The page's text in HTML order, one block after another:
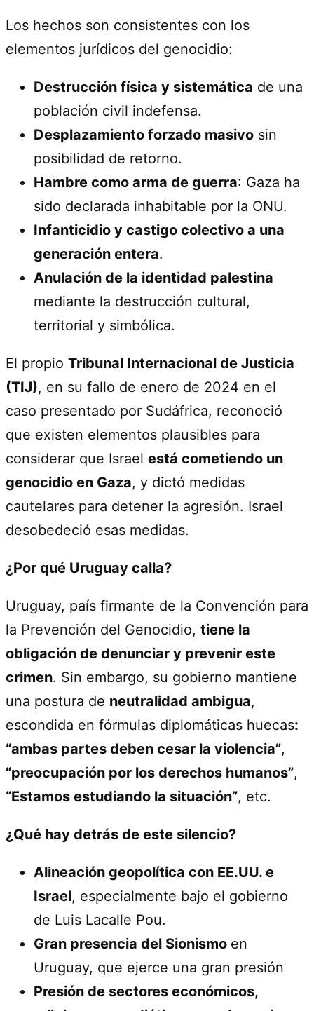
Los hechos son consistentes con los
elementos jurídicos del genocidio:
Destrucción física y sistemática de una
población civil indefensa.
Desplazamiento forzado masivo sin
posibilidad de retorno.
Hambre como arma de guerra: Gaza ha
sido declarada inhabitable por la ONU.
Infanticidio y castigo colectivo a una
generación entera.
Anulación de la identidad palestina
mediante la destrucción cultural,
territorial y simbólica.
El propio Tribunal Internacional de Justicia
(TIJ), en su fallo de enero de 2024 en el
caso presentado por Sudáfrica, reconoció
que existen elementos plausibles para
considerar que Israel está cometiendo un
genocidio en Gaza, y dictó medidas
cautelares para detener la agresión. Israel
desobedeció esas medidas.
¿Por qué Uruguay calla?
Uruguay, país firmante de la Convención para
la Prevención del Genocidio, tiene la
obligación de denunciar y prevenir este
crimen. Sin embargo, su gobierno mantiene
una postura de neutralidad ambigua,
escondida en fórmulas diplomáticas huecas:
“ambas partes deben cesar la violencia”,
“preocupación por los derechos humanos”,
“Estamos estudiando la situación”, etc.
¿Qué hay detrás de este silencio?
Alineación geopolítica con EE.UU. e
Israel, especialmente bajo el gobierno
de Luis Lacalle Pou.
Gran presencia del Sionismo en
Uruguay, que ejerce una gran presión
Presión de sectores económicos,